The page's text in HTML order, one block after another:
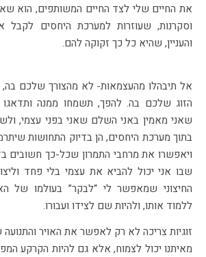
את החיים שלי לצד החיים המשותפים, הוא
וסקרנות, שעוזרות למערכת היחסים לקבל
והעניין, שהיא כל כך זקוקה להם.
אל תיבהלו מהעצמאות- לא מהצורך שלכם
הזוג שלכם בה. להפך, תשמחו ממנה ותדאגו
שאני מאמין באני השלם שאני בפני עצמי,
בתוך מערכת היחסים, הן בדיוק התחושות
ויאפשרו את מרחבי התמרון שכל-כך חשובים
שבו אני יכול להביא את עצמי בלי פחד
החיצוני שמאפשר לי “לבקר” בעולמו של
ללמוד אותו, ולהיות שם לצידו ועבורו.
זוגיות צריכה לא רק לאפשר את האויר
מאיתנו יכול לצמוח, אלא גם להיות הקרקע